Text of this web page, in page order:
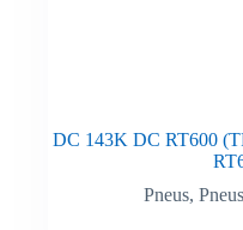
DC 143K DC RT600
Pneus,